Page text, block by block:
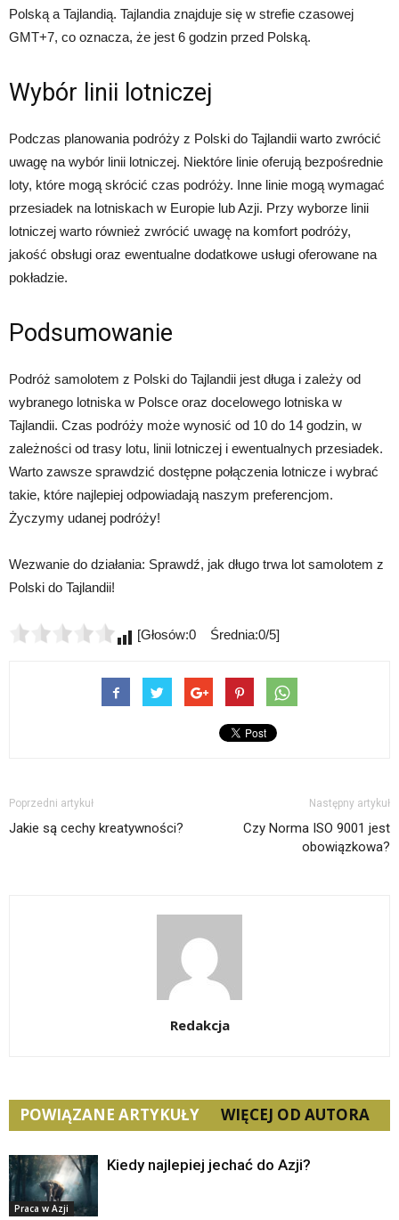
Polską a Tajlandią. Tajlandia znajduje się w strefie czasowej
GMT+7, co oznacza, że jest 6 godzin przed Polską.
Wybór linii lotniczej
Podczas planowania podróży z Polski do Tajlandii warto zwrócić
uwagę na wybór linii lotniczej. Niektóre linie oferują bezpośrednie
loty, które mogą skrócić czas podróży. Inne linie mogą wymagać
przesiadek na lotniskach w Europie lub Azji. Przy wyborze linii
lotniczej warto również zwrócić uwagę na komfort podróży,
jakość obsługi oraz ewentualne dodatkowe usługi oferowane na
pokładzie.
Podsumowanie
Podróż samolotem z Polski do Tajlandii jest długa i zależy od
wybranego lotniska w Polsce oraz docelowego lotniska w
Tajlandii. Czas podróży może wynosić od 10 do 14 godzin, w
zależności od trasy lotu, linii lotniczej i ewentualnych przesiadek.
Warto zawsze sprawdzić dostępne połączenia lotnicze i wybrać
takie, które najlepiej odpowiadają naszym preferencjom.
Życzymy udanej podróży!
Wezwanie do działania: Sprawdź, jak długo trwa lot samolotem z
Polski do Tajlandii!
[Głosów:0 Średnia:0/5]
Poprzedni artykuł
Jakie są cechy kreatywności?
Następny artykuł
Czy Norma ISO 9001 jest
obowiązkowa?
Redakcja
POWIĄZANE ARTYKUŁY WIĘCEJ OD AUTORA
Praca w Azji
Kiedy najlepiej jechać do Azji?